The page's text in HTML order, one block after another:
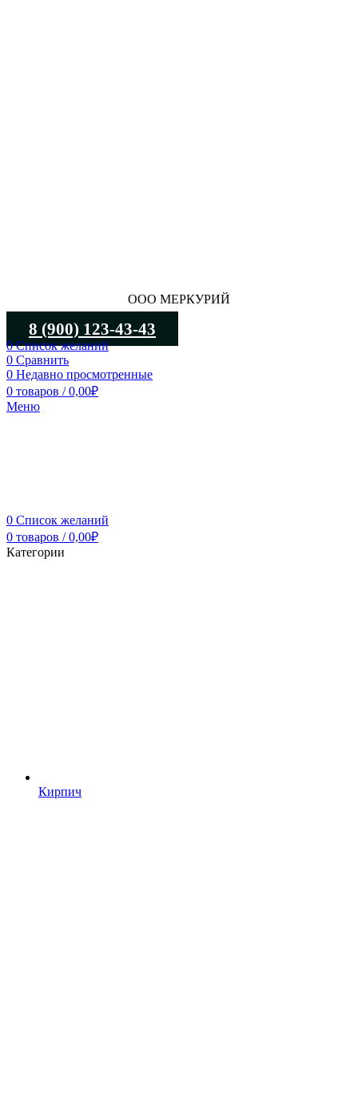
ООО МЕРКУРИЙ
8 (900) 123-43-43
0Список желаний
0 Сравнить
0 Недавно просмотренные
0 товаров / 0,00₽
Меню
0 Список желаний
0 товаров / 0,00₽
Категории
Кирпич